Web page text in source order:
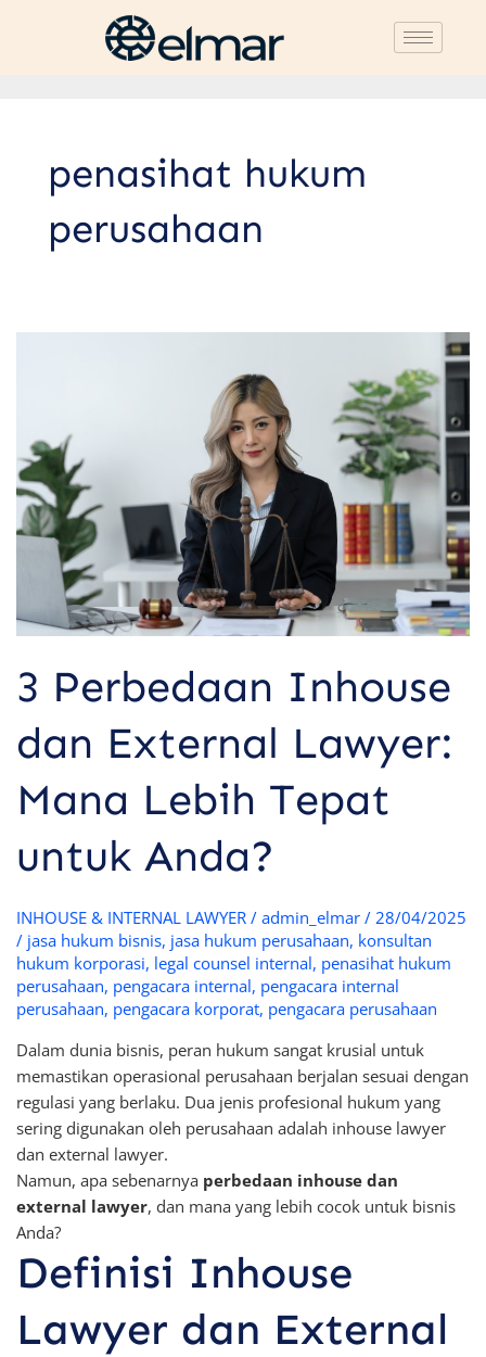
penasihat hukum
perusahaan
3 Perbedaan Inhouse
dan External Lawyer:
Mana Lebih Tepat
untuk Anda?
INHOUSE & INTERNAL LAWYER/ admin_elmar / 28/04/2025
/ jasa hukum bisnis, jasa hukum perusahaan, konsultan
hukum korporasi, legal counsel internal, penasihat hukum
perusahaan, pengacara internal, pengacara internal
perusahaan, pengacara korporat, pengacara perusahaan
Dalam dunia bisnis, peran hukum sangat krusial untuk
memastikan operasional perusahaan berjalan sesuai dengan
regulasi yang berlaku. Dua jenis profesional hukum yang
sering digunakan oleh perusahaan adalah inhouse lawyer
dan external lawyer.
Namun, apa sebenarnya perbedaan inhouse dan
external lawyer, dan mana yang lebih cocok untuk bisnis
Anda?
Definisi Inhouse
Lawyer dan External
External
Lawyer:
Mana
Lebih